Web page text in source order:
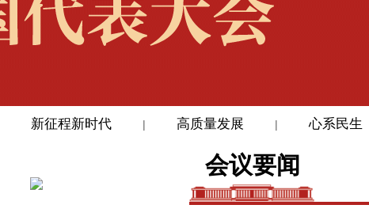
新征程新时代 | 高质量发展 | 心系民生
会议要闻